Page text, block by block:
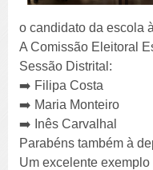
o candidato da escola
A Comissão Eleitoral
Sessão Distrital:
➡️ Filipa Costa
➡️ Maria Monteiro
➡️ Inês Carvalhal
Parabéns também à
Um excelente